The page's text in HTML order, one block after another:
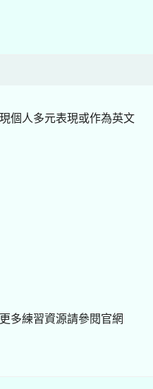
個人多元表現或作為英文
多練習資源請參閱官網